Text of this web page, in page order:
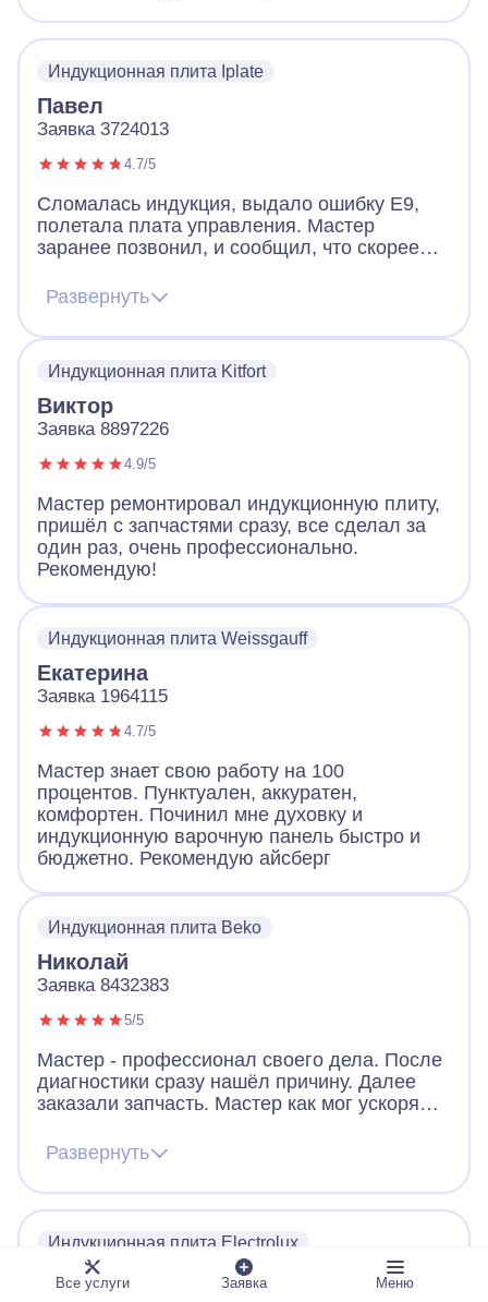
Индукционная плита Iplate
Павел
Заявка 3724013
4.7/5
Сломалась индукция, выдало ошибку Е9,
полетала плата управления. Мастер
заранее позвонил, и сообщил, что скорее
починить и без замены. Цена на платы
начинается от 12к и выше. Мастер приехал,
все продиагностировал и смог починить без
Развернуть
Индукционная плита Kitfort
Виктор
Заявка 8897226
4.9/5
Мастер ремонтировал индукционную плиту,
пришёл с запчастями сразу, все сделал за
один раз, очень профессионально.
Рекомендую!
Индукционная плита Weissgauff
Екатерина
Заявка 1964115
4.7/5
Мастер знает свою работу на 100
процентов. Пунктуален, аккуратен,
комфортен. Починил мне духовку и
индукционную варочную панель быстро и
бюджетно. Рекомендую айсберг
Индукционная плита Beko
Николай
Заявка 8432383
5/5
Мастер - профессионал своего дела. После
диагностики сразу нашёл причину. Далее
заказали запчасть. Мастер как мог ускорял
запчасть, поставили, все работает. Видно,
что человек переживает за клиента. Ещё
дал ценные советы по использованию
посуды для плиты. Огромное спасибо!
Развернуть
Индукционная плита Electrolux
Дмитрий
Все услуги Заявка Меню